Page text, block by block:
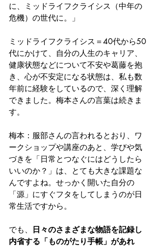
に、ミッドライフクライシス（中年の
危機）の世代に。」
ミッドライフクライシス＝40代から50
代にかけて、自分の人生のキャリア、
健康状態などについて不安や葛藤を抱
き、心が不安定になる状態は、私も数
年前に経験をしているので、深く理解
できました。梅本さんの言葉は続きま
す。
梅本：服部さんの言われるとおり、ワ
ークショップや講座のあと、学びや気
づきを「日常とつなぐにはどうしたら
いいのか？」は、とても大きな課題な
んですよね。せっかく開いた自分の
「源」にすぐフタをしてしまうのが日
常生活ですから。
でも、 日々のさまざまな物語を記録し
内省する「ものがたり手帳」があれ